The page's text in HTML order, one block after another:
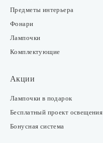
Предметы интерьера
Фонари
Лампочки
Комплектующие
Акции
Лампочки в подарок
Бесплатный проект освещения
Бонусная система